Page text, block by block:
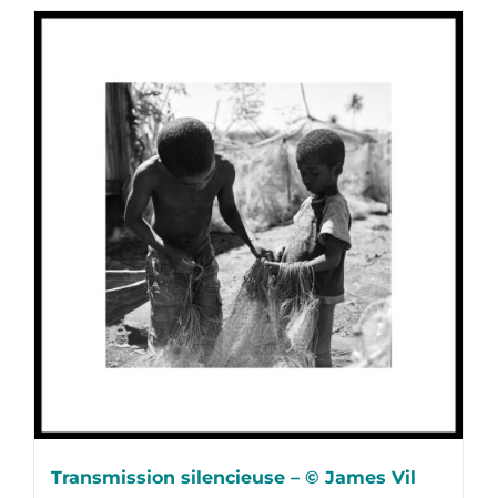
Transmission silencieuse – © James Vil